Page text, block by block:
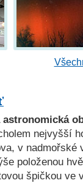
astronomická
nejvyšší
v nadmořské
položenou
špičkou ve